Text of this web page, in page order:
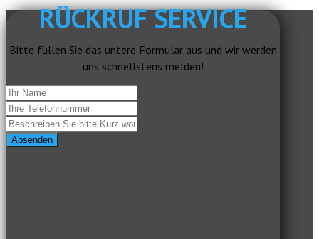
RÜCKRUF SERVICE
Bitte füllen Sie das untere Formular aus und wir werden
uns schnellstens melden!
Absenden